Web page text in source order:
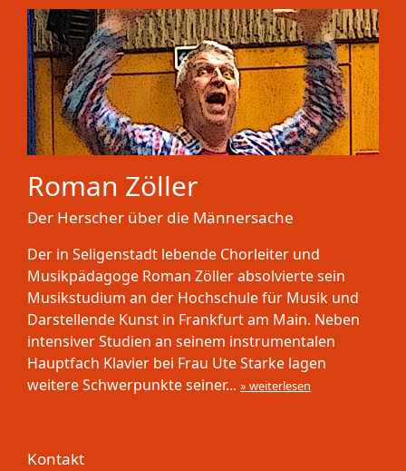
Roman Zöller
Der Herscher über die Männersache
Der in Seligenstadt lebende Chorleiter und
Musikpädagoge Roman Zöller absolvierte sein
Musikstudium an der Hochschule für Musik und
Darstellende Kunst in Frankfurt am Main. Neben
intensiver Studien an seinem instrumentalen
Hauptfach Klavier bei Frau Ute Starke lagen
weitere Schwerpunkte seiner... » weiterlesen
Kontakt